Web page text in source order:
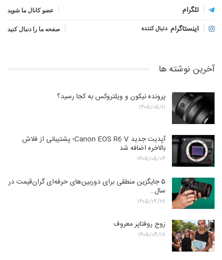
تلگرام عضو کانال ما شوید
اینستاگرام دنبال کننده صفحه ما را دنبال کنید
آخرین نوشته ها
پرونده نیکون و ویلتروکس به کجا رسید؟
۱۴۰۵/۰۵/۱۱
آپدیت جدید Canon EOS R6 V؛ پشتیبانی از فلاش
بالاخره اضافه شد
۱۴۰۵/۰۵/۰۴
۵ جایگزین منطقی برای دوربین‌های حرفه‌ای گران‌قیمت در
سال…
۱۴۰۵/۰۴/۲۸
زوج روفتاپر معروف
۱۴۰۵/۰۴/۱۸